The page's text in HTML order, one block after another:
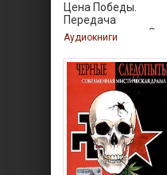
Цена Победы.
Передача
радиостанции «Эхо
Аудиокниги